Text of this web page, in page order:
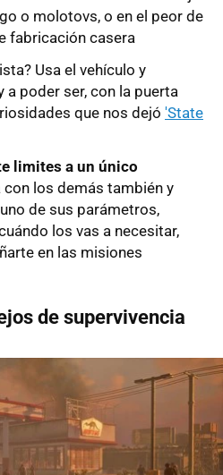
o molotovs, o en el peor de
fabricación casera
Usa el vehículo y
a poder ser, con la puerta
que nos dejó 'State
limites a un único
con los demás también y
de sus parámetros,
los vas a necesitar,
en las misiones
de supervivencia